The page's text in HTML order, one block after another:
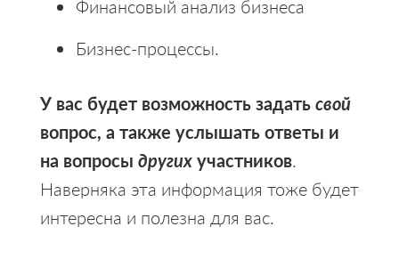
Финансовый анализ бизнеса
Бизнес-процессы.
У вас будет возможность задатьсвой
вопрос, а также услышать ответы и
на вопросы другихучастников.
Наверняка эта информация тоже будет
интересна и полезна для вас.